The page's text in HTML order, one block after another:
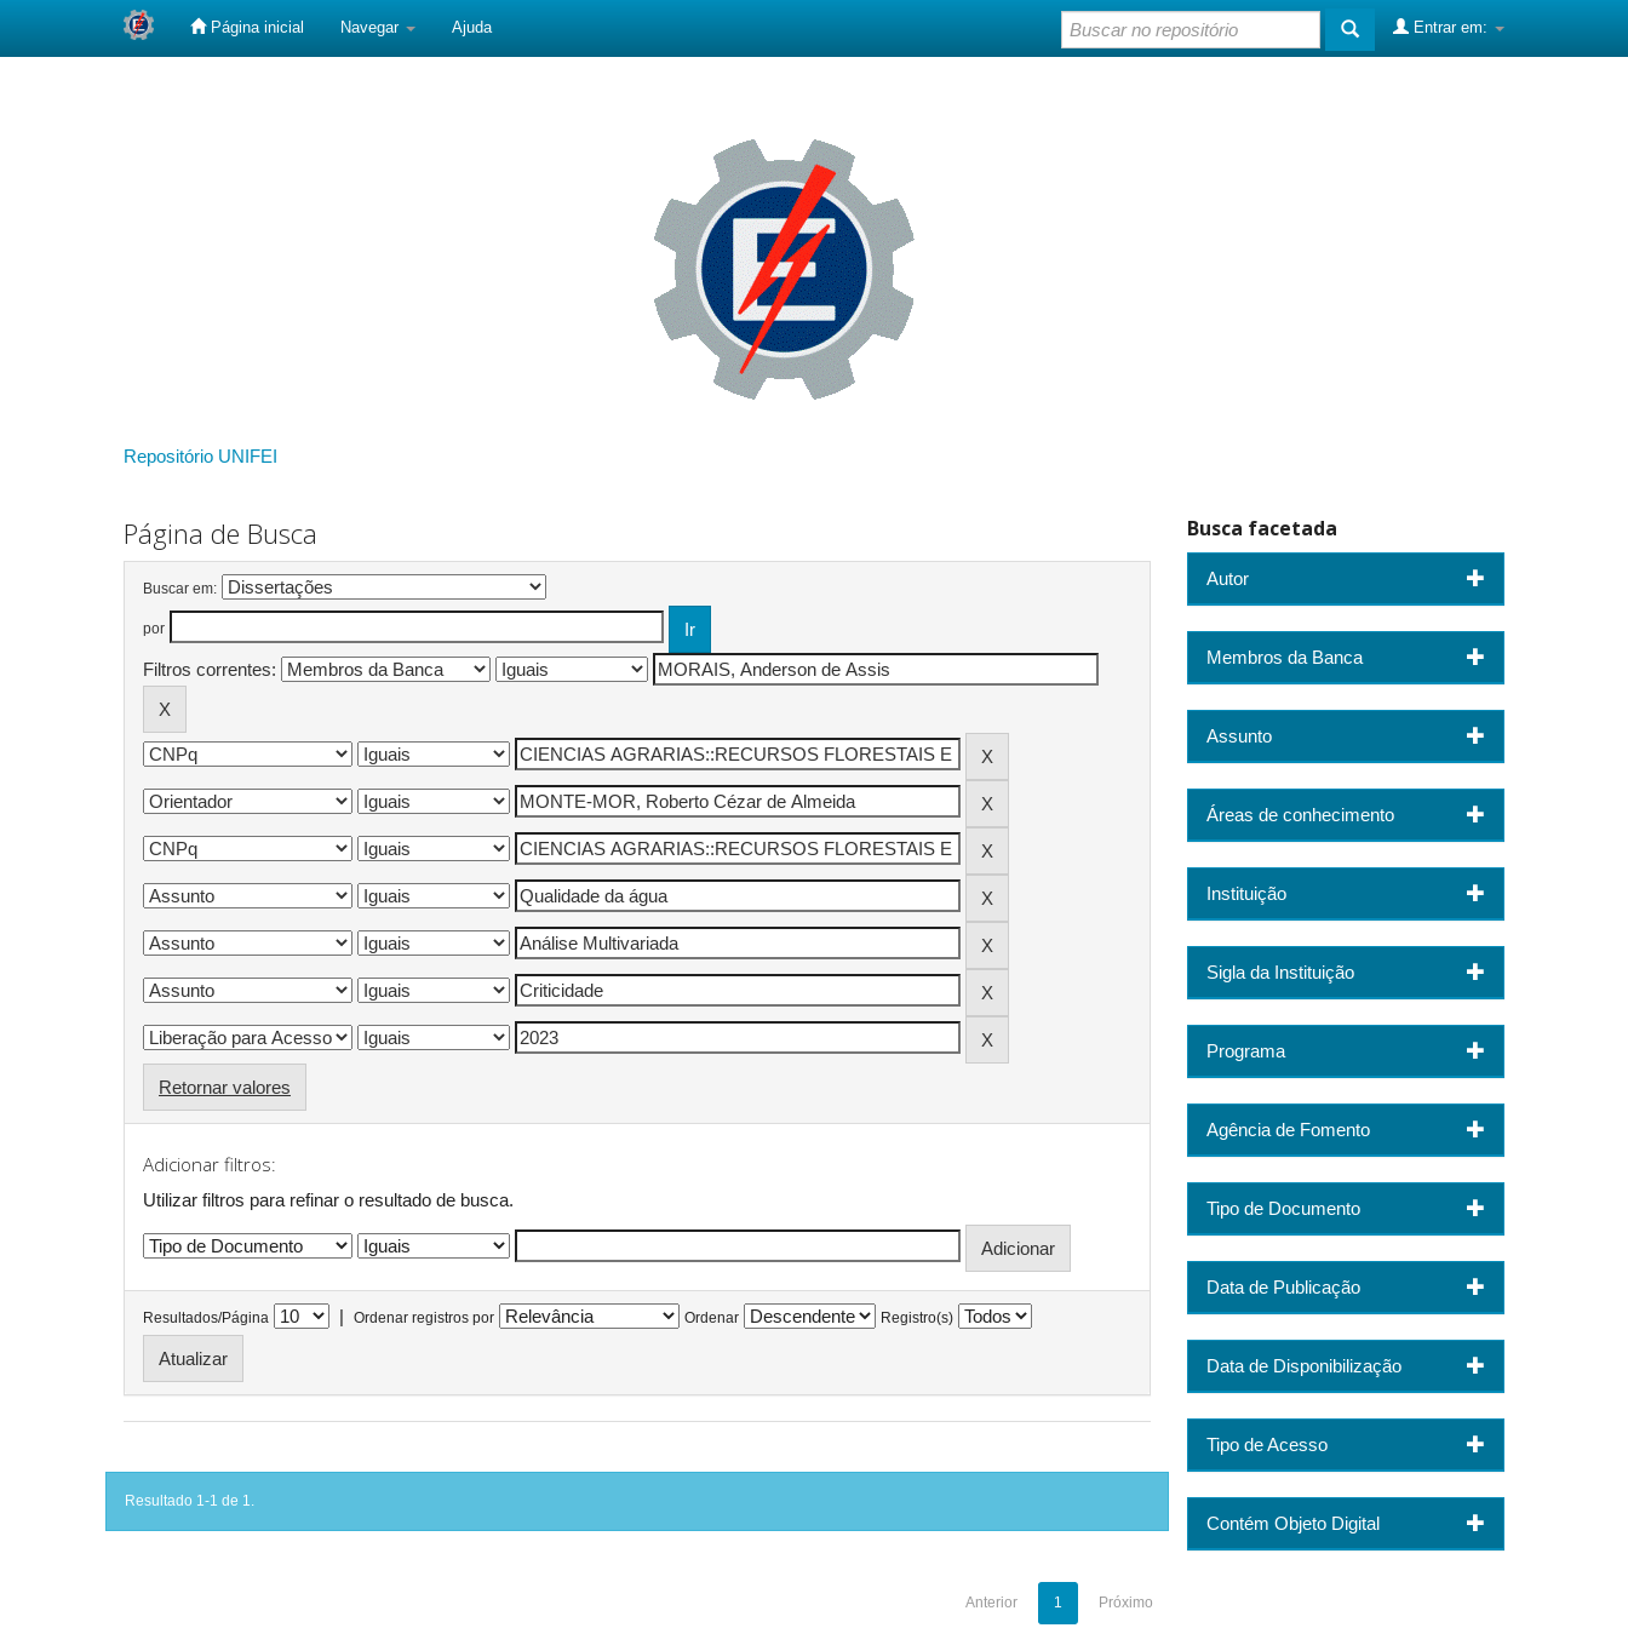
Página inicial Navegar Ajuda Entrar em:
Repositório UNIFEI
Página de Busca
Buscar em:
por
Filtros correntes:
Retornar valores
Adicionar filtros:
Utilizar filtros para refinar o resultado de busca.
Resultados/Página | Ordenar registros por Ordenar Registro(s)
Resultado 1-1 de 1.
Anterior 1 Próximo
Busca facetada
Autor
Membros da Banca
Assunto
Áreas de conhecimento
Instituição
Sigla da Instituição
Programa
Agência de Fomento
Tipo de Documento
Data de Publicação
Data de Disponibilização
Tipo de Acesso
Contém Objeto Digital